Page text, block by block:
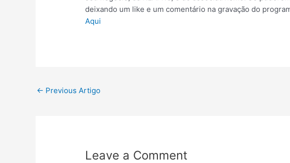
deixando um like e um comentário na gravação do
Aqui
← Previous Artigo
Leave a Comment